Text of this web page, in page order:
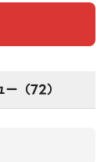
ー（72）